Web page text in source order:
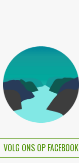
VOLG ONS OP FACEBOOK